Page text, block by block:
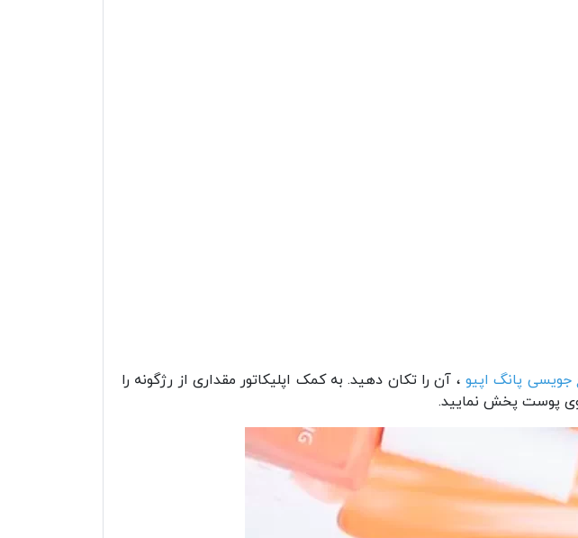
جویسی پانگ اپیو، آن را تکان دهید. به کمک اپلیکاتور مقداری از رژگونه را
پوست پخش نمایید.